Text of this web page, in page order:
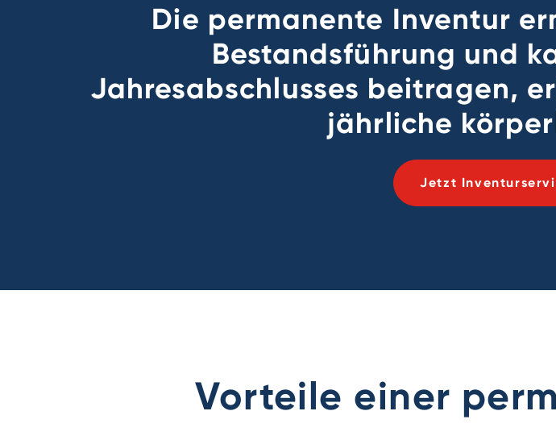
Die permanente Inventur
Bestandsführung und
Jahresabschlusses beitragen,
jährliche
Jetzt
Vorteile einer